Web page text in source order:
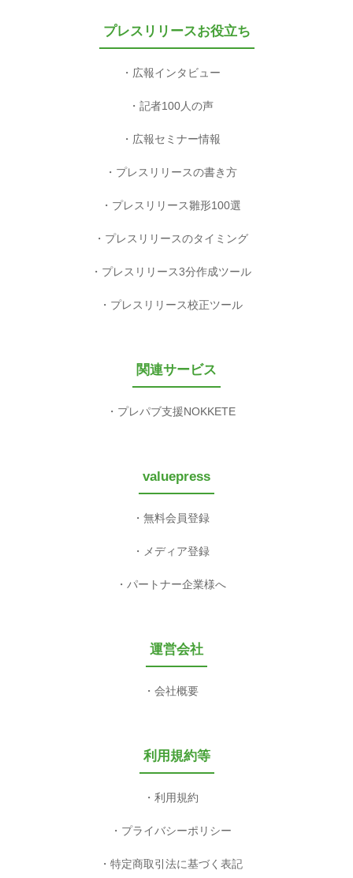
プレスリリースお役立ち
広報インタビュー
記者100人の声
広報セミナー情報
プレスリリースの書き方
プレスリリース雛形100選
プレスリリースのタイミング
プレスリリース3分作成ツール
プレスリリース校正ツール
関連サービス
プレパブ支援NOKKETE
valuepress
無料会員登録
メディア登録
パートナー企業様へ
運営会社
会社概要
利用規約等
利用規約
プライバシーポリシー
特定商取引法に基づく表記